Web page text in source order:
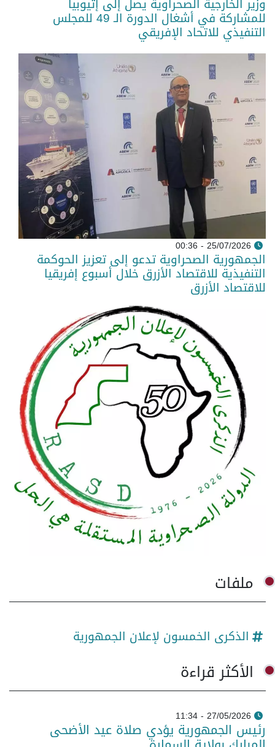
للمشاركة في أشغال الدورة الـ 49 للمجلس
التنفيذي للاتحاد الإفريقي
25/07/2026 - 00:36
الجمهورية الصحراوية تدعو إلى تعزيز الحوكمة
التنفيذية للاقتصاد الأزرق خلال أسبوع إفريقيا
للاقتصاد الأزرق
ملفات
الذكرى الخمسون لإعلان الجمهورية
الأكثر قراءة
27/05/2026 - 11:34
رئيس الجمهورية يؤدي صلاة عيد الأضحى